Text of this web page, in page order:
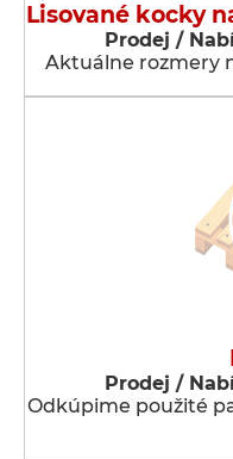
Lisované kocky
Prodej /
Aktuálne rozmery
Prodej /
Odkúpime použité